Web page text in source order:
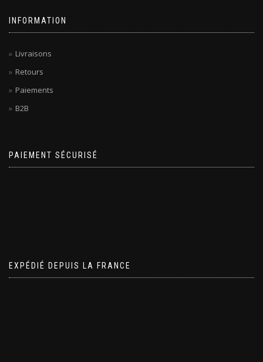
INFORMATION
Livraisons
Retours
Paiements
B2B
PAIEMENT SÉCURISÉ
EXPÉDIÉ DEPUIS LA FRANCE